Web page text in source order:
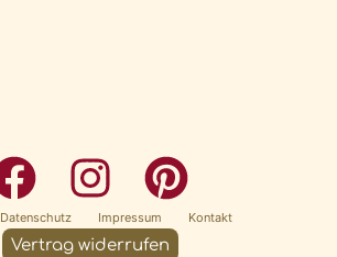
Datenschutz Impressum Kontakt
Vertrag widerrufen